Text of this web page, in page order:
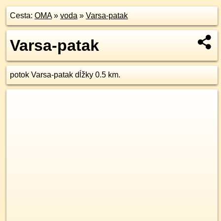
Cesta: OMA» voda » Varsa-patak
Varsa-patak
potok Varsa-patak dĺžky 0.5 km.